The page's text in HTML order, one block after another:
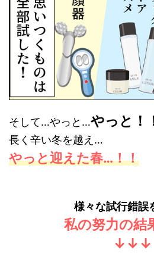
そして…やっと…やっと！
長く辛い冬を越え…
やっと迎えた春…！！
様々な試行錯誤
私の努力の結
↓↓↓